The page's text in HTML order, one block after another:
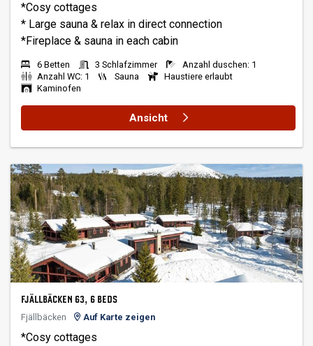
*Cosy cottages
* Large sauna & relax in direct connection
6 Betten 3 Schlafzimmer
Anzahl duschen: 1
Anzahl WC: 1
Sauna
Haustiere erlaubt
Kaminofen
Ansicht
FJÄLLBÄCKEN 63, 6 BEDS
Fjällbäcken
Auf Karte zeigen
*Cosy cottages